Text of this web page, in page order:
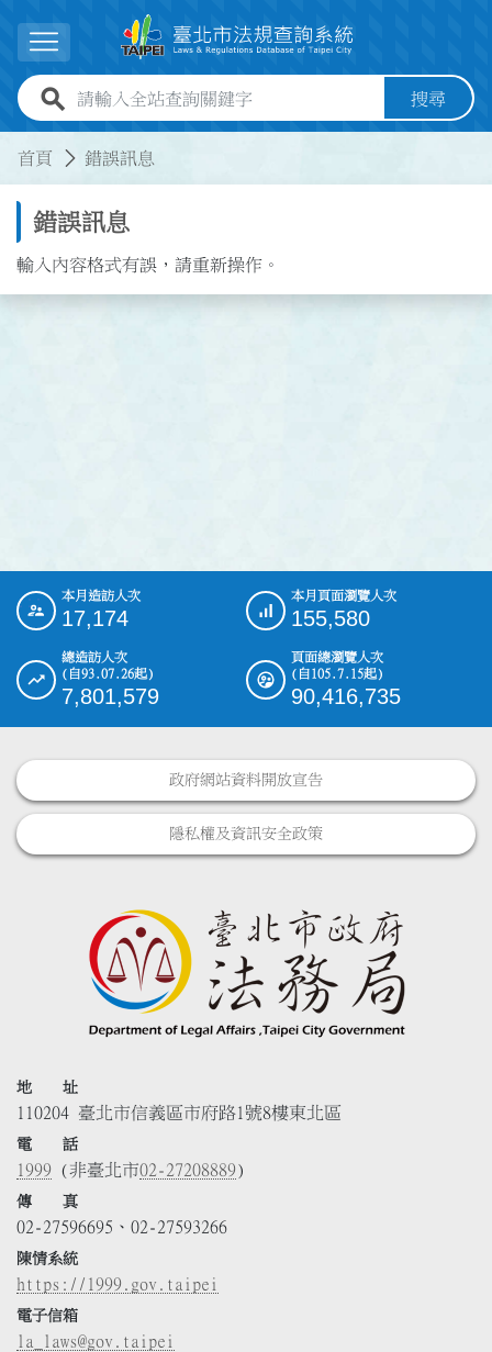
展開選單
全站查詢關鍵字欄位 搜尋
首頁 錯誤訊息
錯誤訊息
輸入內容格式有誤，請重新操作。
::: 本月造訪人次
17,174
本月頁面瀏覽人次
155,580
總造訪人次
(自93.07.26起)
7,801,579
頁面總瀏覽人次
(自105.7.15起)
90,416,735
政府網站資料開放宣告
隱私權及資訊安全政策
地 址
110204 臺北市信義區市府路1號8樓東北區
電 話
1999 (非臺北市02-27208889)
傳 真
02-27596695、02-27593266
陳情系統
https://1999.gov.taipei
電子信箱
la_laws@gov.taipei